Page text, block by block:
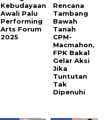
Kebudayaan
Awali Palu
Performing
Arts Forum
2025
Rencana
Tambang
Bawah
Tanah
CPM-
Macmahon,
FPK Bakal
Gelar Aksi
Jika
Tuntutan
Tak
Dipenuhi